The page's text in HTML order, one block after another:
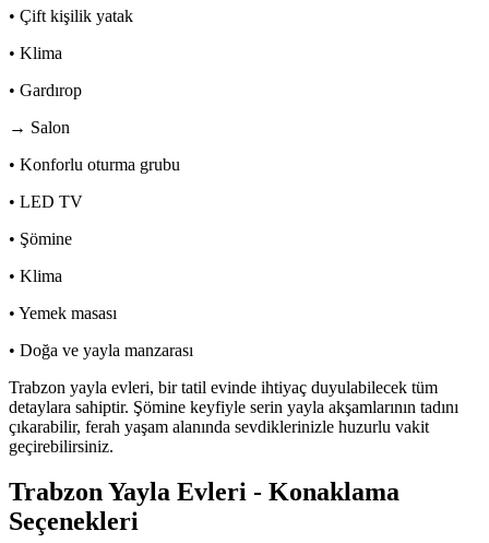
• Çift kişilik yatak
• Klima
• Gardırop
→ Salon
• Konforlu oturma grubu
• LED TV
• Şömine
• Klima
• Yemek masası
• Doğa ve yayla manzarası
Trabzon yayla evleri, bir tatil evinde ihtiyaç duyulabilecek tüm
detaylara sahiptir. Şömine keyfiyle serin yayla akşamlarının tadını
çıkarabilir, ferah yaşam alanında sevdiklerinizle huzurlu vakit
geçirebilirsiniz.
Trabzon Yayla Evleri - Konaklama
Seçenekleri